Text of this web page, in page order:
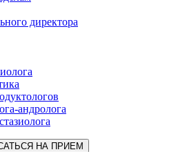
директора
андролога
НА ПРИЕМ